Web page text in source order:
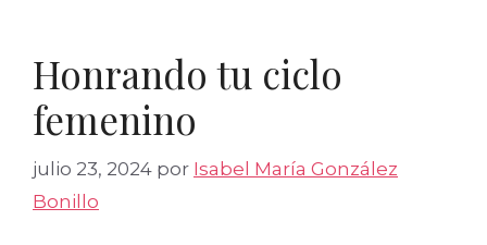
Honrando tu ciclo
femenino
julio 23, 2024 por Isabel María González
Bonillo